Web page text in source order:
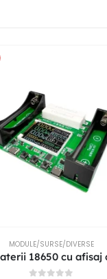
MODULE/SURSE/DIVERSE